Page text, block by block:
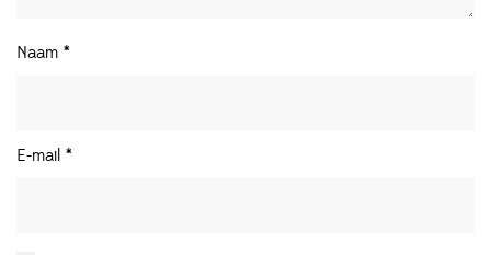
Naam *
E-mail *